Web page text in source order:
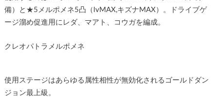
備）と★5メルポメネ5凸（lvMAX,キズナMAX）。ドライブゲ
ージ溜め促進用にレダ、マアト、コウガを編成。
クレオパトラ メルポメネ
使用ステージはあらゆる属性相性が無効化されるゴールドダン
ジョン最上級。